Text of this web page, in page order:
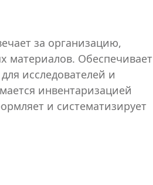
за организацию,
материалов. Обеспечивает
исследователей и
инвентаризацией
и систематизирует